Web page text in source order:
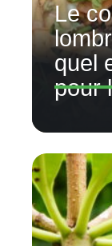
Le
quel
pour